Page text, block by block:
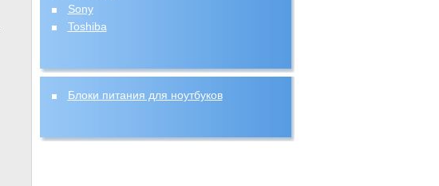
Sony
Toshiba
Блоки питания для ноутбуков